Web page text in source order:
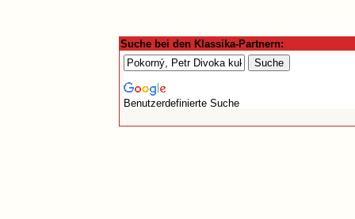
Suche bei den Klassika-Partnern:
Benutzerdefinierte Suche